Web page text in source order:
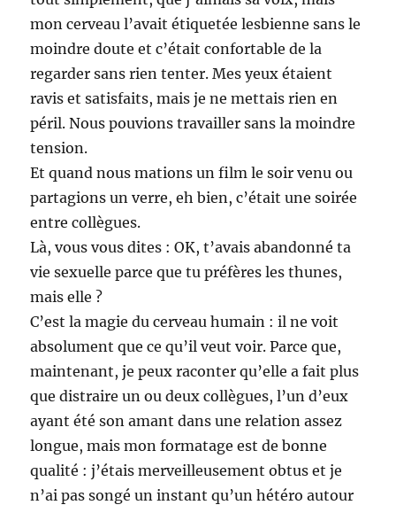
mon cerveau l’avait étiquetée lesbienne sans le
moindre doute et c’était confortable de la
regarder sans rien tenter. Mes yeux étaient
ravis et satisfaits, mais je ne mettais rien en
péril. Nous pouvions travailler sans la moindre
tension.
Et quand nous mations un film le soir venu ou
partagions un verre, eh bien, c’était une soirée
entre collègues.
Là, vous vous dites : OK, t’avais abandonné ta
vie sexuelle parce que tu préfères les thunes,
mais elle ?
C’est la magie du cerveau humain : il ne voit
absolument que ce qu’il veut voir. Parce que,
maintenant, je peux raconter qu’elle a fait plus
que distraire un ou deux collègues, l’un d’eux
ayant été son amant dans une relation assez
longue, mais mon formatage est de bonne
qualité : j’étais merveilleusement obtus et je
n’ai pas songé un instant qu’un hétéro autour